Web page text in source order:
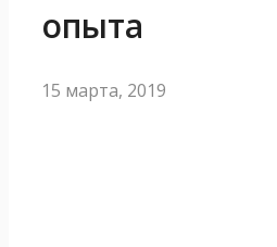
опыта
15 марта, 2019